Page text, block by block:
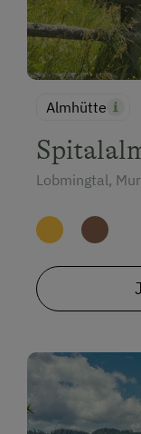
Almhütte
Lobmingtal,